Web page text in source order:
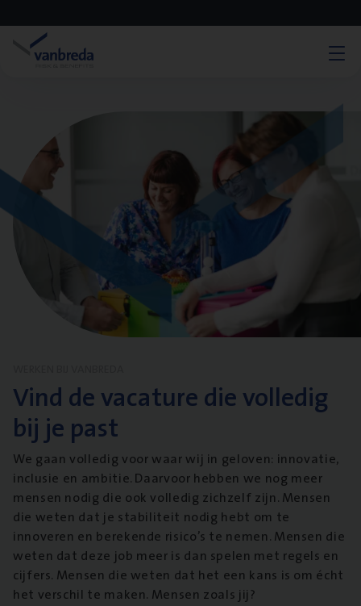
Vind de vacature die volledig
bij je past
We gaan volledig voor waar wij in geloven: innovatie,
inclusie en ambitie. Daarvoor hebben we nog meer
mensen nodig die ook volledig zichzelf zijn. Mensen
die weten dat je stabiliteit nodig hebt om te
innoveren en berekende risico’s te nemen. Mensen die
weten dat deze job meer is dan spelen met regels en
cijfers. Mensen die weten dat het een kans is om écht
het verschil te maken. Mensen zoals jij?